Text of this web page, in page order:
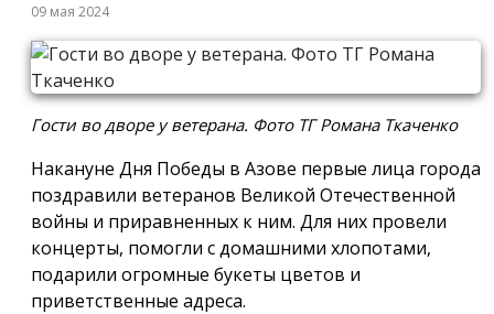
09 мая 2024
Гости во дворе у ветерана. Фото ТГ Романа Ткаченко
Накануне Дня Победы в Азове первые лица города
поздравили ветеранов Великой Отечественной
войны и приравненных к ним. Для них провели
концерты, помогли с домашними хлопотами,
подарили огромные букеты цветов и
приветственные адреса.